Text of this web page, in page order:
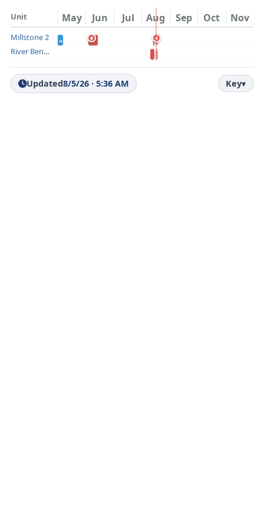
Unit May Jun Jul Aug Sep Oct Nov
Millstone 2 «
River Bend 1
Updated8/5/26 · 5:36 AM Key